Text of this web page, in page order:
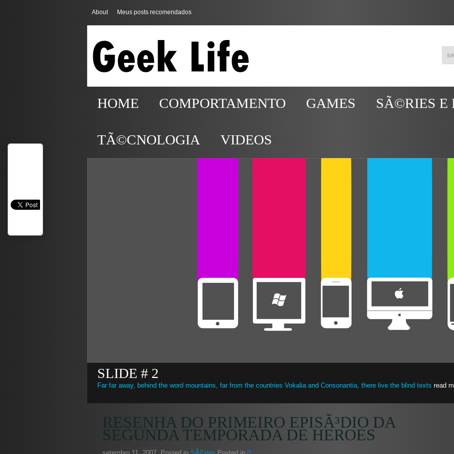
About Meus posts recomendados
HOME COMPORTAMENTO GAMES SÃ©RIES E
TÃ©CNOLOGIA VIDEOS
SLIDE # 2
Far far away, behind the word mountains, far from the countries Vokalia and Consonantia, there live the blind texts read
RESENHA DO PRIMEIRO EPISÃ³DIO DA
SEGUNDA TEMPORADA DE HEROES